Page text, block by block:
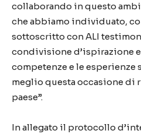
collaborando in questo
che abbiamo individuato,
sottoscritto con ALI
condivisione d’ispirazione
competenze e le esperienze
meglio questa occasione di
paese”.
In allegato il protocollo